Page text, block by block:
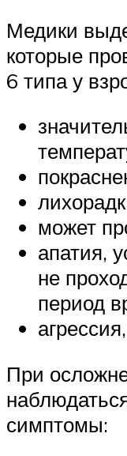
Медики
которые
6 типа у
может
апатия,
не
период
При
симптомы: